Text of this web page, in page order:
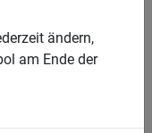
ändern,
am Ende der